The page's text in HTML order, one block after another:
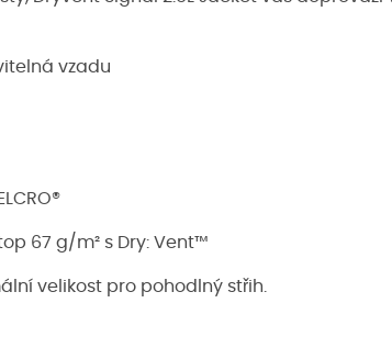
vzadu
67 g/m² s Dry: Vent™
velikost pro pohodlný střih.